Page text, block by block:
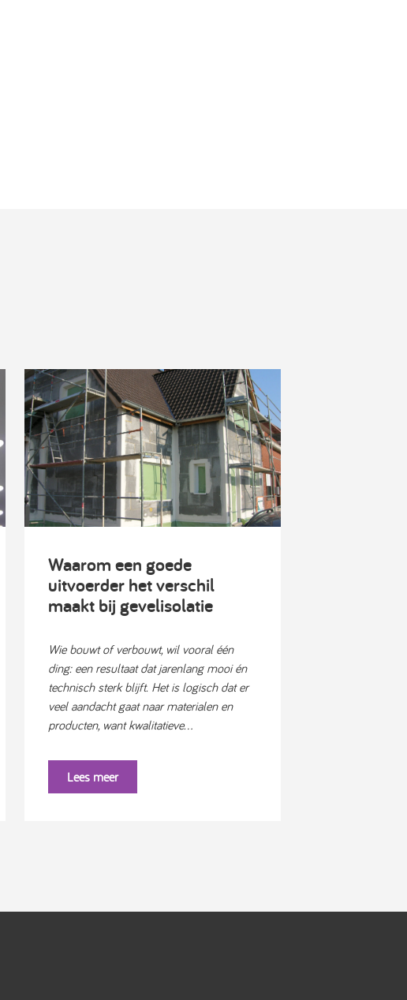
Waarom een goede
uitvoerder het verschil
maakt bij gevelisolatie
Wie bouwt of verbouwt, wil vooral één
ding: een resultaat dat jarenlang mooi én
technisch sterk blijft. Het is logisch dat er
veel aandacht gaat naar materialen en
producten, want kwalitatieve...
Lees meer